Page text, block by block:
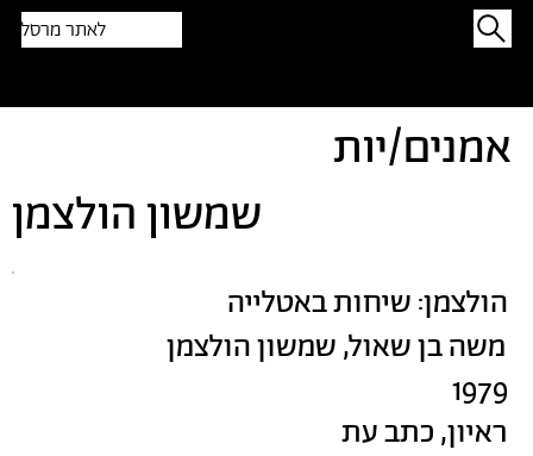
לאתר מרסל
ראיון, כתב עת
הולצמן: שיחות באטלייה
משה בן שאול, שמשון הולצמן
1979
שמשון הולצמן
אמנים/יות